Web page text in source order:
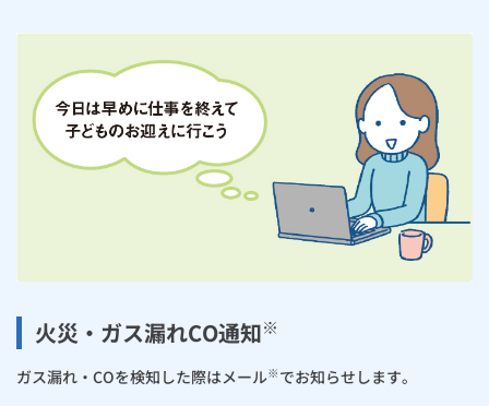
火災・ガス漏れCO通知※
ガス漏れ・COを検知した際はメール※ でお知らせします。